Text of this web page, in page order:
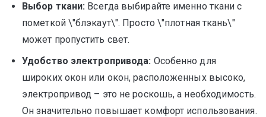
Выбор ткани: Всегда выбирайте именно ткани с
пометкой \"блэкаут\". Просто \"плотная ткань\"
может пропустить свет.
Удобство электропривода: Особенно для
широких окон или окон, расположенных высоко,
электропривод – это не роскошь, а необходимость.
Он значительно повышает комфорт использования.